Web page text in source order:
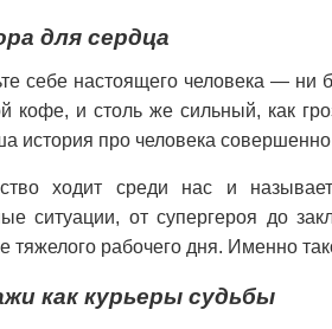
для сердца
себе настоящего человека —
кофе, и столь же сильный, как
история про человека
ходит среди нас и
ситуации, от супергероя до
тяжелого рабочего дня. Именно
как курьеры судьбы